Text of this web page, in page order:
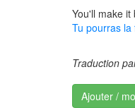
You'll make it
Tu pourras
Traduction
Ajouter /